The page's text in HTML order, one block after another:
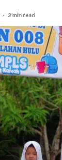
2 min read